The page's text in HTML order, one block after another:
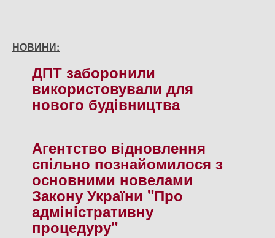
НОВИНИ:
ДПТ заборонили
використовували для
нового будiвництва
Агентство вiдновлення
спiльно познайомилося з
основними новелами
Закону України "Про
адмiнiстративну
процедуру"